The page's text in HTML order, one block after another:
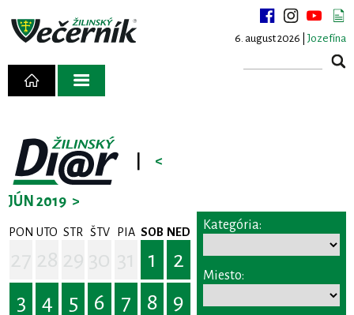
6. august 2026 | Jozefína
<
JÚN 2019 >
PON UTO STR ŠTV PIA SOB NED
1
2
3
4 5 6 7 8
9
Kategória:
Miesto: